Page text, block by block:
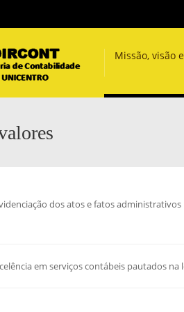
Missão, visão
dos atos e fatos
em serviços contábeis pautados